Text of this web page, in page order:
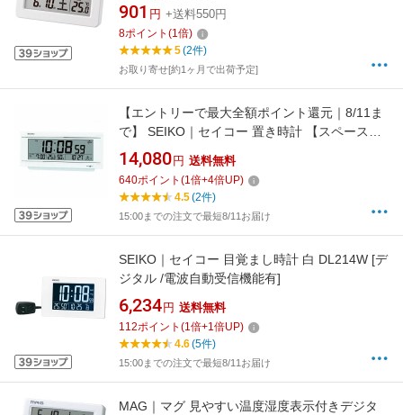
901 円 +送料550円
8ポイント (1倍)
5(2件)
お取り寄せ[約1ヶ月で出荷予定]
【エントリーで最大全額ポイント還元｜8/11ま
で】 SEIKO｜セイコー 置き時計 【スペースリ
ンク（衛星電波クロック）】 白パール
GP501W [電波自動受信機能有]
14,080 円 送料無料
640ポイント (1倍+4倍UP)
4.5(2件)
15:00までの注文で最短8/11お届け
SEIKO｜セイコー 目覚まし時計 白 DL214W [デ
ジタル /電波自動受信機能有]
6,234 円 送料無料
112ポイント (1倍+1倍UP)
4.6(5件)
15:00までの注文で最短8/11お届け
MAG｜マグ 見やすい温度湿度表示付きデジタ